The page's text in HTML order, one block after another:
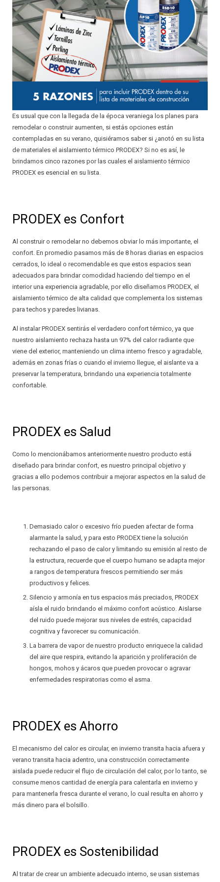
AISLANTES QUE DECORAN
CIELOS SUSPENDIDOS
PAREDES LIVIANAS
SOLUCIONES ACÚSTICAS
PROTECCIÓN PARA PISOS LAMINADOS
PROTECCIÓN PARA ALFOMBRAS
SISTEMAS DE AIRE ACONDICIONADO
JUNTAS DE EXPANSIÓN
PRINCIPALES VENTAJAS ESTRATÉGICAS
RELACIONES COMERCIALES JUSTAS
GARANTÍA
CALIDAD
PROTECCIÓN AL CONSUMIDOR
SATISFACCIÓN AL CLIENTE
RESPALDO TÉCNICO
DISEÑO DE ESTRATEGIAS
INSTALADOR
Es usual que con la llegada de la época veraniega los planes para
remodelar o construir aumenten, si estás opciones están
contempladas en su verano, quisiéramos saber si ¿anotó en su lista
de materiales el aislamiento térmico PRODEX? Si no es así, le
brindamos cinco razones por las cuales el aislamiento térmico
PRODEX es esencial en su lista.
PRODEX es Confort
Al construir o remodelar no debemos obviar lo más importante, el
confort. En promedio pasamos más de 8 horas diarias en espacios
cerrados, lo ideal o recomendable es que estos espacios sean
adecuados para brindar comodidad haciendo del tiempo en el
interior una experiencia agradable, por ello diseñamos PRODEX, el
aislamiento térmico de alta calidad que complementa los sistemas
para techos y paredes livianas.
Al instalar PRODEX sentirás el verdadero confort térmico, ya que
nuestro aislamiento rechaza hasta un 97% del calor radiante que
viene del exterior, manteniendo un clima interno fresco y agradable,
además en zonas frías o cuando el invierno llegue, el aislante va a
preservar la temperatura, brindando una experiencia totalmente
confortable.
PRODEX es Salud
Como lo mencionábamos anteriormente nuestro producto está
diseñado para brindar confort, es nuestro principal objetivo y
gracias a ello podemos contribuir a mejorar aspectos en la salud de
las personas.
Demasiado calor o excesivo frío pueden afectar de forma
alarmante la salud, y para esto PRODEX tiene la solución
rechazando el paso de calor y limitando su emisión al resto de
la estructura, recuerde que el cuerpo humano se adapta mejor
a rangos de temperatura frescos permitiendo ser más
productivos y felices.
Silencio y armonía en tus espacios más preciados, PRODEX
aísla el ruido brindando el máximo confort acústico. Aislarse
del ruido puede mejorar sus niveles de estrés, capacidad
cognitiva y favorecer su comunicación.
La barrera de vapor de nuestro producto enriquece la calidad
del aire que respira, evitando la aparición y proliferación de
hongos, mohos y ácaros que pueden provocar o agravar
enfermedades respiratorias como el asma.
PRODEX es Ahorro
El mecanismo del calor es circular, en invierno transita hacia afuera y
verano transita hacia adentro, una construcción correctamente
aislada puede reducir el flujo de circulación del calor, por lo tanto, se
consume menos cantidad de energía para calentarla en invierno y
para mantenerla fresca durante el verano, lo cual resulta en ahorro y
más dinero para el bolsillo.
PRODEX es Sostenibilidad
Al tratar de crear un ambiente adecuado interno, se usan sistemas